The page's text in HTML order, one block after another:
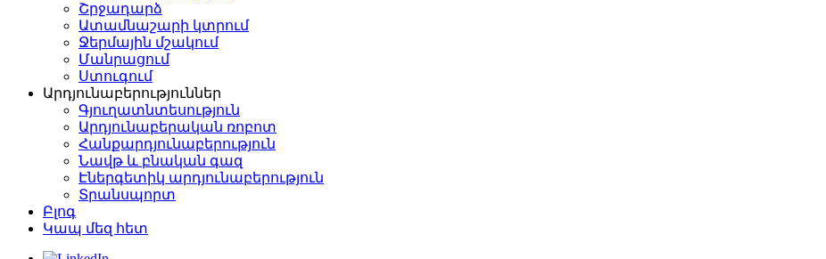
Շրջադարձ
Ատամնաշարի կտրում
Ջերմային մշակում
Մանրացում
Ստուգում
Արդյունաբերություններ
Գյուղատնտեսություն
Արդյունաբերական ռոբոտ
Հանքարդյունաբերություն
Նավթ և բնական գազ
Էներգետիկ արդյունաբերություն
Տրանսպորտ
Բլոգ
Կապ մեզ հետ